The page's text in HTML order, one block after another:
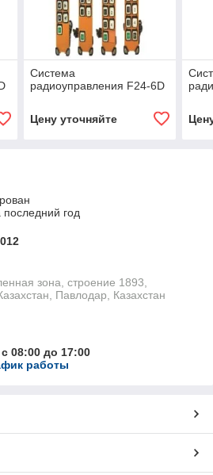
Система
радиоуправления F24-6D
Цену уточняйте
год
зона, строение 1893,
Павлодар, Казахстан
08:00 до 17:00
работы